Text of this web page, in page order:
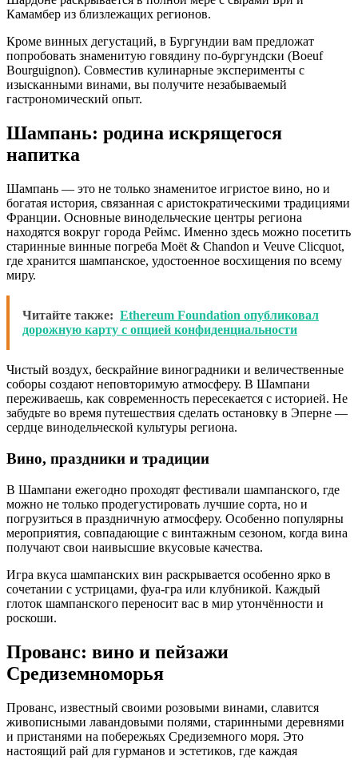
Камамбер из близлежащих регионов.
Кроме винных дегустаций, в Бургундии вам предложат
попробовать знаменитую говядину по-бургундски (Boeuf
Bourguignon). Совместив кулинарные эксперименты с
изысканными винами, вы получите незабываемый
гастрономический опыт.
Шампань: родина искрящегося
напитка
Шампань — это не только знаменитое игристое вино, но и
богатая история, связанная с аристократическими традициями
Франции. Основные винодельческие центры региона
находятся вокруг города Реймс. Именно здесь можно посетить
старинные винные погреба Moët & Chandon и Veuve Clicquot,
где хранится шампанское, удостоенное восхищения по всему
миру.
Читайте также: Ethereum Foundation опубликовал
дорожную карту с опцией конфиденциальности
Чистый воздух, бескрайние виноградники и величественные
соборы создают неповторимую атмосферу. В Шампани
переживаешь, как современность пересекается с историей. Не
забудьте во время путешествия сделать остановку в Эперне —
сердце винодельческой культуры региона.
Вино, праздники и традиции
В Шампани ежегодно проходят фестивали шампанского, где
можно не только продегустировать лучшие сорта, но и
погрузиться в праздничную атмосферу. Особенно популярны
мероприятия, совпадающие с винтажным сезоном, когда вина
получают свои наивысшие вкусовые качества.
Игра вкуса шампанских вин раскрывается особенно ярко в
сочетании с устрицами, фуа-гра или клубникой. Каждый
глоток шампанского переносит вас в мир утончённости и
роскоши.
Прованс: вино и пейзажи
Средиземноморья
Прованс, известный своими розовыми винами, славится
живописными лавандовыми полями, старинными деревнями
и пристанями на побережьях Средиземного моря. Это
настоящий рай для гурманов и эстетиков, где каждая